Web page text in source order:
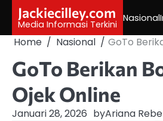
content
Jackiecilley.com
Media Informasi Terkini
Nasional
Home Nasional GoTo
GoTo Berikan
Ojek Online
Januari 28, 2026 byAriana